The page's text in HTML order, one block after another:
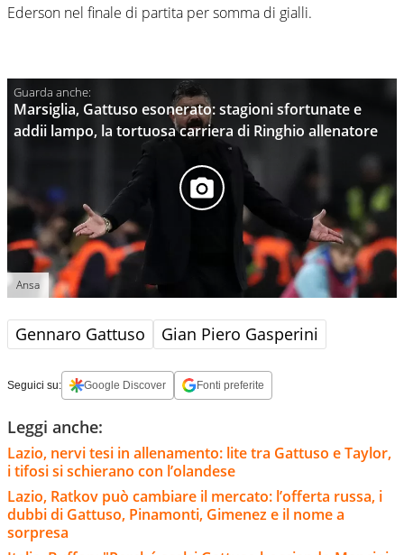
Ederson nel finale di partita per somma di gialli.
Marsiglia, Gattuso esonerato: stagioni sfortunate e
addii lampo, la tortuosa carriera di Ringhio allenatore
Ansa
Gennaro Gattuso Gian Piero Gasperini
Seguici su: Google Discover Fonti preferite
Leggi anche:
Lazio, nervi tesi in allenamento: lite tra Gattuso e Taylor,
i tifosi si schierano con l’olandese
Lazio, Ratkov può cambiare il mercato: l’offerta russa, i
dubbi di Gattuso, Pinamonti, Gimenez e il nome a
sorpresa